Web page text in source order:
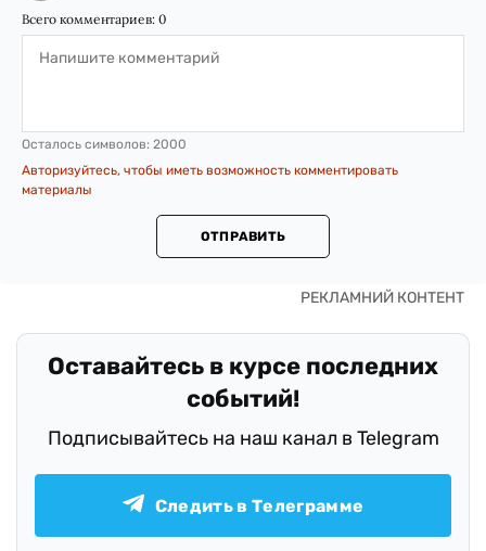
Всего комментариев: 0
Осталось символов: 2000
Авторизуйтесь, чтобы иметь возможность комментировать
материалы
ОТПРАВИТЬ
Оставайтесь в курсе последних
событий!
Подписывайтесь на наш канал в Telegram
Следить в Телеграмме